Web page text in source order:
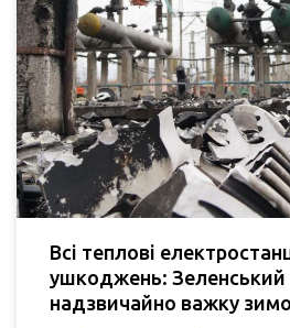
Всі теплові
ушкоджень: Зеленський
надзвичайно важку